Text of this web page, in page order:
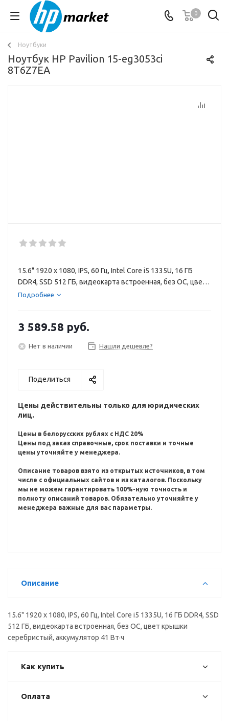
0
Ноутбуки
Ноутбук HP Pavilion 15-eg3053ci
8T6Z7EA
15.6" 1920 x 1080, IPS, 60 Гц, Intel Core i5 1335U, 16 ГБ
DDR4, SSD 512 ГБ, видеокарта встроенная, без ОС, цвет
крышки серебристый, аккумулятор 41 Вт·ч
Подробнее
3 589.58 руб.
Нет в наличии Нашли дешевле?
Поделиться
Цены действительны только для юридических
лиц.
Цены в белорусских рублях с НДС 20%
Цены под заказ справочные, срок поставки и точные
цены уточняйте у менеджера.
Описание товаров взято из открытых источников, в том
числе с официальных сайтов и из каталогов. Поскольку
мы не можем гарантировать 100%-ную точность и
полноту описаний товаров. Обязательно уточняйте у
менеджера важные для вас параметры.
Описание
15.6" 1920 x 1080, IPS, 60 Гц, Intel Core i5 1335U, 16 ГБ DDR4, SSD
512 ГБ, видеокарта встроенная, без ОС, цвет крышки
серебристый, аккумулятор 41 Вт·ч
Как купить
Оплата